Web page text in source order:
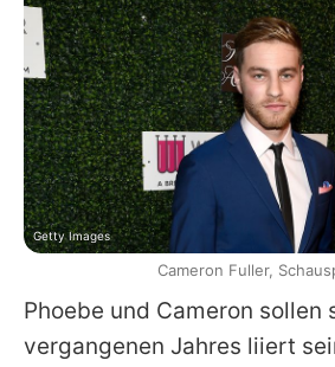
Phoebe und Cameron sollen
vergangenen Jahres liiert
Getty Images
Cameron Fuller,